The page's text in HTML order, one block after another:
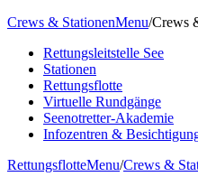
Crews & StationenMenu/Crews
Rettungsleitstelle See
Stationen
Rettungsflotte
Virtuelle Rundgänge
Seenotretter-Akademie
Infozentren &
RettungsflotteMenu/Crews &